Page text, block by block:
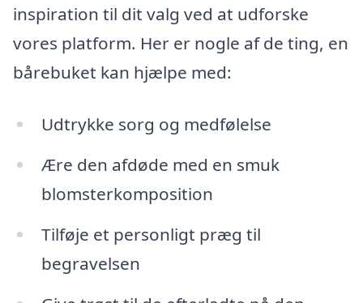
inspiration til dit valg ved at udforske
vores platform. Her er nogle af de ting, en
bårebuket kan hjælpe med:
Udtrykke sorg og medfølelse
Ære den afdøde med en smuk
blomsterkomposition
Tilføje et personligt præg til
begravelsen